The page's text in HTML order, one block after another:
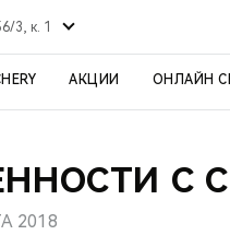
3, к. 1
АКЦИИ ОНЛАЙН
С
2018